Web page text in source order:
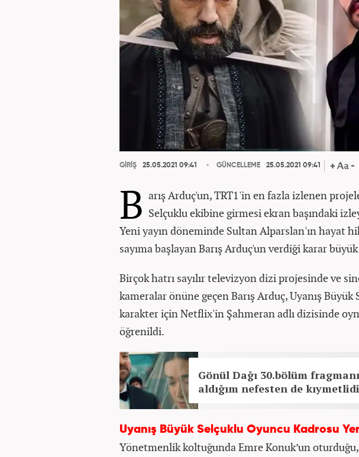
GİRİŞ 25.05.2021 09:41 GÜNCELLEME 25.05.2021 09:41
B arış Arduç'un, TRT1'in en fazla izlenen
Selçuklu ekibine girmesi ekran başındaki
Yeni yayın döneminde Sultan Alparslan'ın hayat
sayıma başlayan Barış Arduç'un verdiği karar
Birçok hatrı sayılır televizyon dizi projesinde ve
kameralar önüne geçen Barış Arduç, Uyanış
karakter için Netflix'in Şahmeran adlı dizisinde
öğrenildi.
Gönül Dağı 30.bölüm
aldığım nefesten de
Uyanış Büyük Selçuklu Oyuncu Kadrosu
Yönetmenlik koltuğunda Emre Konuk’un